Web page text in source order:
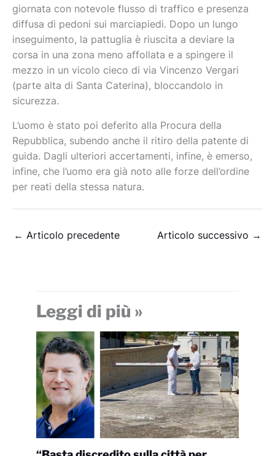
giornata con notevole flusso di traffico e presenza
diffusa di pedoni sui marciapiedi. Dopo un lungo
inseguimento, la pattuglia è riuscita a deviare la
corsa in una zona meno affollata e a spingere il
mezzo in un vicolo cieco di via Vincenzo Vergari
(parte alta di Santa Caterina), bloccandolo in
sicurezza.
L’uomo è stato poi deferito alla Procura della
Repubblica, subendo anche il ritiro della patente di
guida. Dagli ulteriori accertamenti, infine, è emerso,
infine, che l’uomo era già noto alle forze dell’ordine
per reati della stessa natura.
← Articolo precedente Articolo successivo →
Leggi di più »